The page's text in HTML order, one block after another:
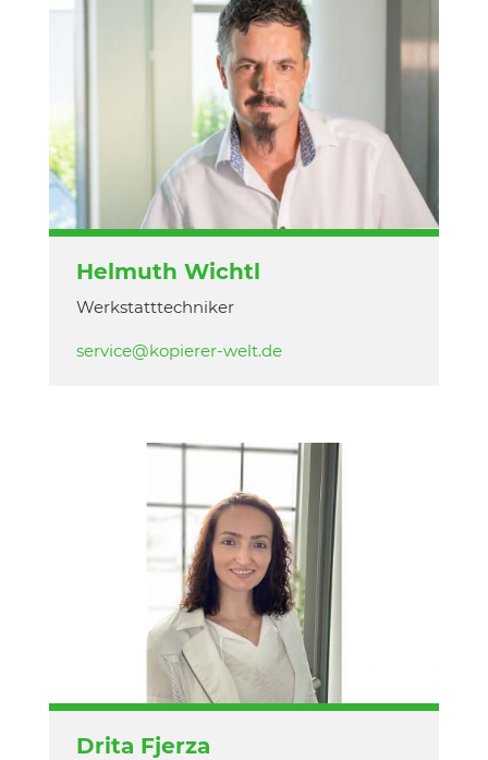
Helmuth Wichtl
Werkstatttechniker
service@kopierer-welt.de
Drita Fjerza